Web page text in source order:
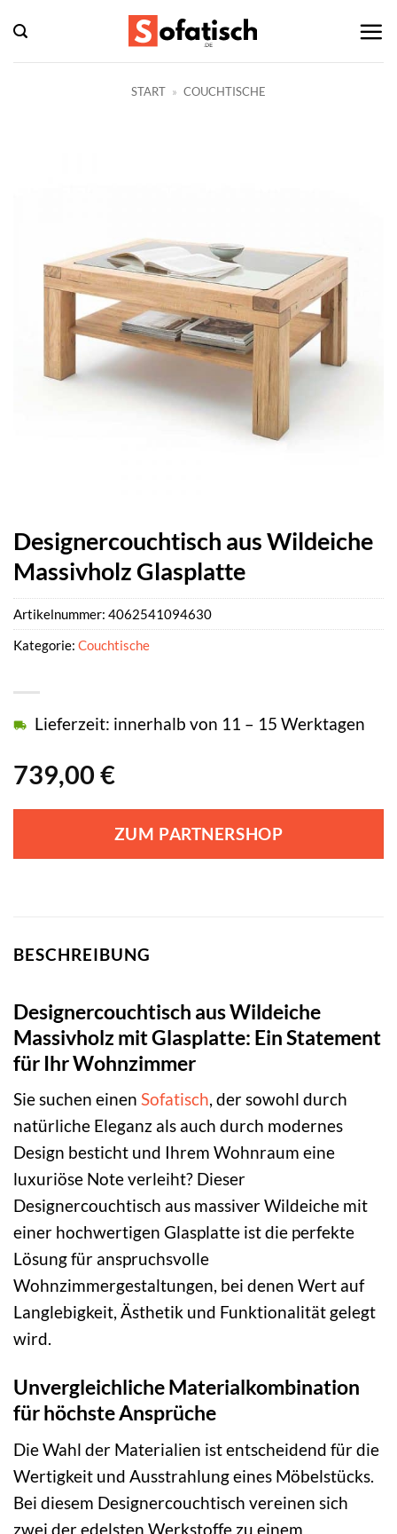
Inhalt
springen
START » COUCHTISCHE
Designercouchtisch aus Wildeiche
Massivholz Glasplatte
739,00 €
Lieferzeit: innerhalb von 11 – 15 Werktagen
ZUM PARTNERSHOP
Artikelnummer: 4062541094630
Kategorie: Couchtische
BESCHREIBUNG
Designercouchtisch aus Wildeiche
Massivholz mit Glasplatte: Ein Statement
für Ihr Wohnzimmer
Sie suchen einen Sofatisch, der sowohl durch
natürliche Eleganz als auch durch modernes
Design besticht und Ihrem Wohnraum eine
luxuriöse Note verleiht? Dieser
Designercouchtisch aus massiver Wildeiche mit
einer hochwertigen Glasplatte ist die perfekte
Lösung für anspruchsvolle
Wohnzimmergestaltungen, bei denen Wert auf
Langlebigkeit, Ästhetik und Funktionalität gelegt
wird.
Unvergleichliche Materialkombination
für höchste Ansprüche
Die Wahl der Materialien ist entscheidend für die
Wertigkeit und Ausstrahlung eines Möbelstücks.
Bei diesem Designercouchtisch vereinen sich
zwei der edelsten Werkstoffe zu einem